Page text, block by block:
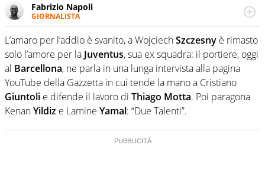
Fabrizio Napoli
GIORNALISTA
Giornalista professionista, per Virgilio Sport segue anche
il calcio ma è con la pallanuoto che esalta competenze e
passioni. Cura la comunicazione di HaBaWaBa, il più
grande festival di waterpolo per bambini al mondo
L’amaro per l’addio è svanito, a WojciechSzczesny è rimasto
solo l’amore per la Juventus, sua ex squadra: il portiere, oggi
al Barcellona, ne parla in una lunga intervista alla pagina
YouTube della Gazzetta in cui tende la mano a Cristiano
Giuntoli e difende il lavoro di Thiago Motta. Poi paragona
KenanYildiz e Lamine Yamal: “Due Talenti”.